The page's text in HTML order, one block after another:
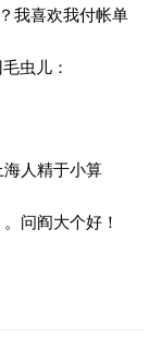
我喜欢我付帐单
虫儿：
海人精于小算
问阎大个好！